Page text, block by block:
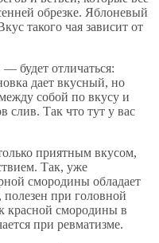
обрезке. Яблоневый
такого чая зависит от
будет отличаться:
дает вкусный, но
собой по вкусу и
слив. Так что тут у вас
приятным вкусом,
Так, уже
смородины обладает
при головной
красной смородины в
при ревматизме.